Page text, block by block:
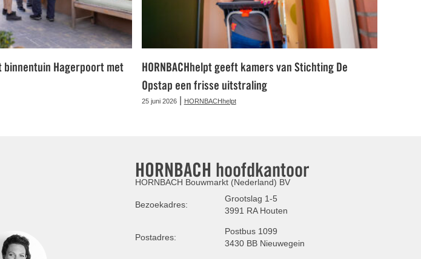
binnentuin Hagerpoort met
HORNBACHhelpt geeft kamers van Stichting De
Opstap een frisse uitstraling
25 juni 2026| HORNBACHhelpt
HORNBACH hoofdkantoor
HORNBACH Bouwmarkt (Nederland) BV
Bezoekadres:
Grootslag 1-5
3991 RA Houten
Postadres:
Postbus 1099
3430 BB Nieuwegein